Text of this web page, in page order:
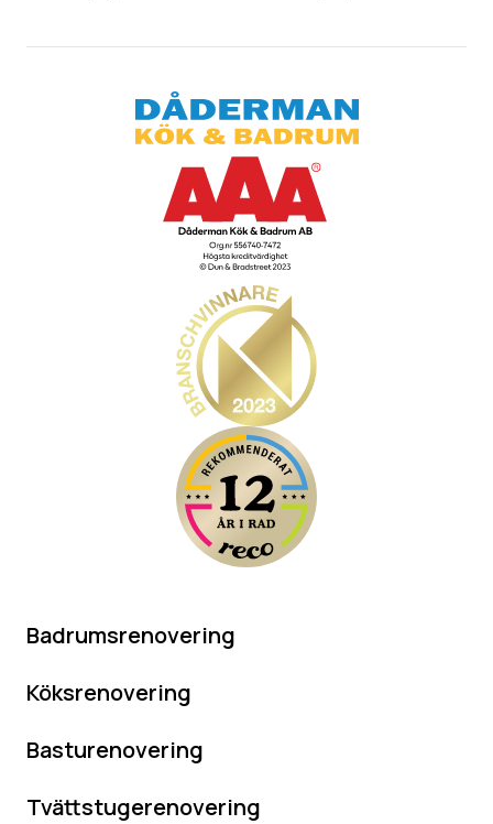
Badrumsrenovering
Köksrenovering
Basturenovering
Tvättstugerenovering